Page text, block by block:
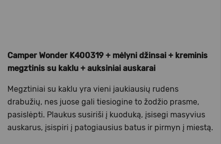
Camper Wonder K400319 + mėlyni džinsai + kreminis
megztinis su kaklu + auksiniai auskarai
Megztiniai su kaklu yra vieni jaukiausių rudens
drabužių, nes juose gali tiesiogine to žodžio prasme,
pasislėpti. Plaukus susiriši į kuoduką, įsisegi masyvius
auskarus, įsispiri į patogiausius batus ir pirmyn į miestą.